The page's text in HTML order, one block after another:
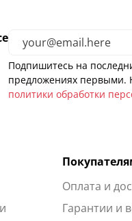
Подпишитесь на
предложениях первыми.
политики обработки
Оплата и
Гарантии и